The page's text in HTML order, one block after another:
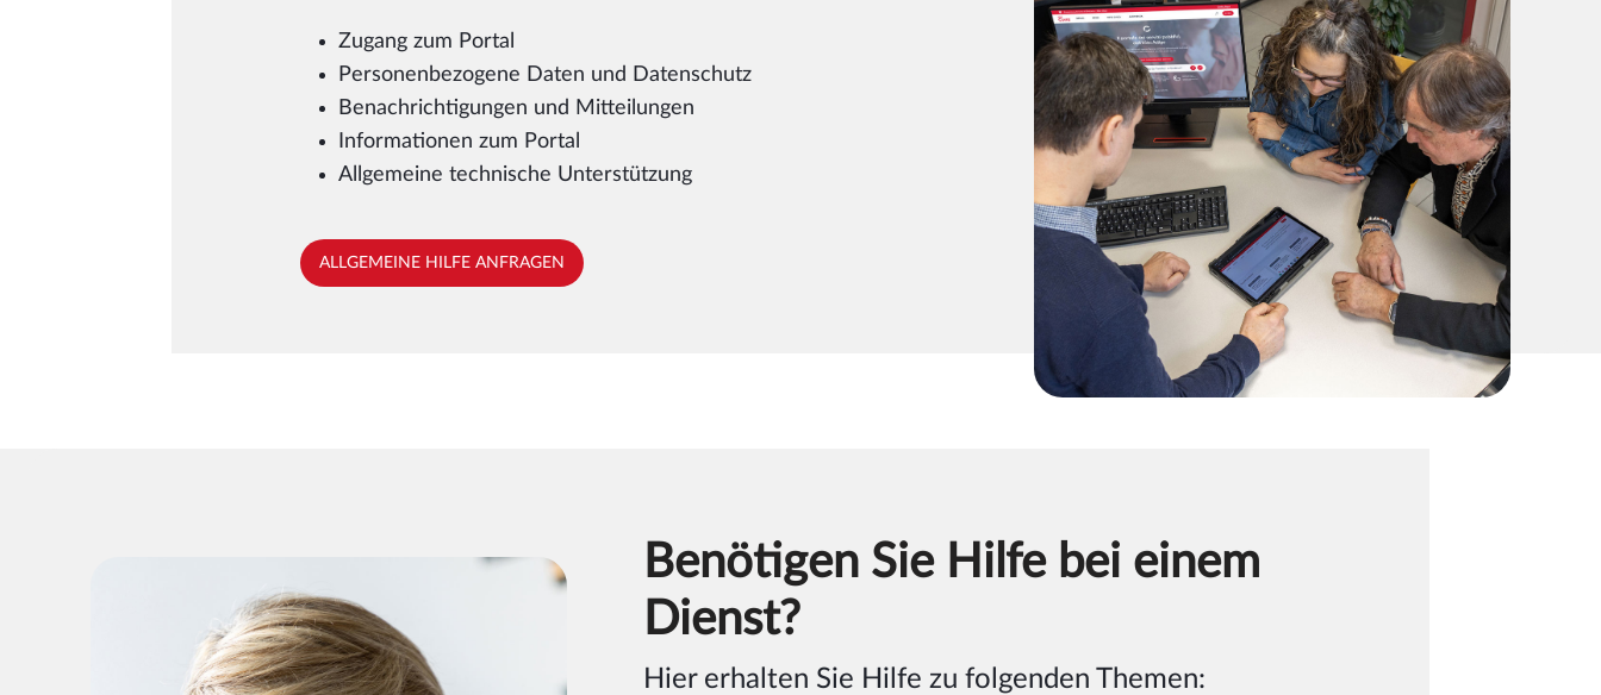
Zugang zum Portal
Personenbezogene Daten und Datenschutz
Benachrichtigungen und Mitteilungen
Informationen zum Portal
Allgemeine technische Unterstützung
ALLGEMEINE HILFE ANFRAGEN
Benötigen Sie Hilfe bei einem
Dienst?
Hier erhalten Sie Hilfe zu folgenden Themen: